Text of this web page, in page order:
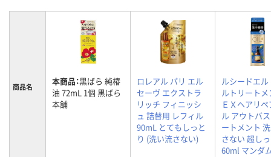
商品名 本商品：黒ばら 純椿
油 72mL 1個 黒ばら
本舗
ロレアル パリ エル
セーヴ エクストラ
リッチ フィニッシ
ュ 詰替用 レフィル
90mL とてもしっと
り (洗い流さない)
ルシードエル
ルトリート
ＥＸヘアリ
ル アウトバ
ートメント
さない 超し
60ml マンダ